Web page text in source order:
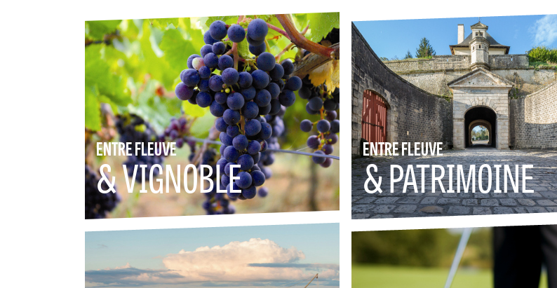
ENTRE FLEUVE
& VIGNOBLE
ENTRE FLEUVE
& PATRIMOINE